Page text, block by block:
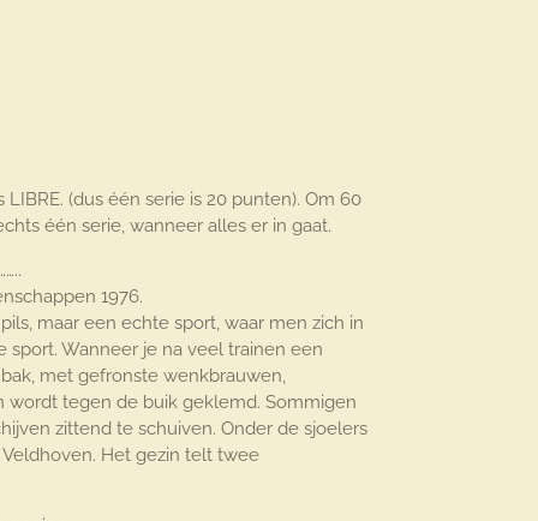
(dus één serie is 20 punten). Om 60
één serie, wanneer alles er in gaat.
1976.
maar een echte sport, waar men zich in
sport. Wanneer je na veel trainen een
met gefronste wenkbrauwen,
wordt tegen de buik geklemd. Sommigen
zittend te schuiven. Onder de sjoelers
Het gezin telt twee